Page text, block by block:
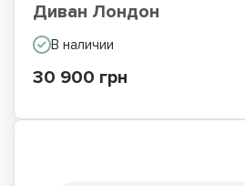
Диван Лондон
В наличии
30 900 грн